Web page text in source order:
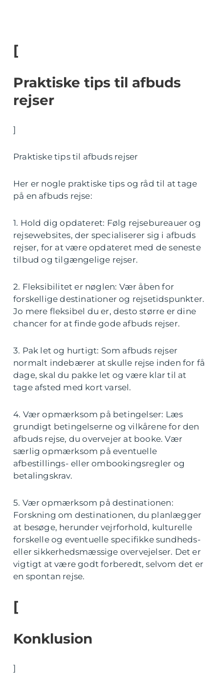
[
Praktiske tips til afbuds
rejser
]
Praktiske tips til afbuds rejser
Her er nogle praktiske tips og råd til at tage
på en afbuds rejse:
1. Hold dig opdateret: Følg rejsebureauer og
rejsewebsites, der specialiserer sig i afbuds
rejser, for at være opdateret med de seneste
tilbud og tilgængelige rejser.
2. Fleksibilitet er nøglen: Vær åben for
forskellige destinationer og rejsetidspunkter.
Jo mere fleksibel du er, desto større er dine
chancer for at finde gode afbuds rejser.
3. Pak let og hurtigt: Som afbuds rejser
normalt indebærer at skulle rejse inden for få
dage, skal du pakke let og være klar til at
tage afsted med kort varsel.
4. Vær opmærksom på betingelser: Læs
grundigt betingelserne og vilkårene for den
afbuds rejse, du overvejer at booke. Vær
særlig opmærksom på eventuelle
afbestillings- eller ombookingsregler og
betalingskrav.
5. Vær opmærksom på destinationen:
Forskning om destinationen, du planlægger
at besøge, herunder vejrforhold, kulturelle
forskelle og eventuelle specifikke sundheds-
eller sikkerhedsmæssige overvejelser. Det er
vigtigt at være godt forberedt, selvom det er
en spontan rejse.
[
Konklusion
]